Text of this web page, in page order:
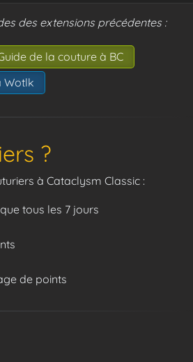
des extensions précédentes :
de la couture à BC
Wotlk
?
à Cataclysm Classic :
tous les 7 jours
de points